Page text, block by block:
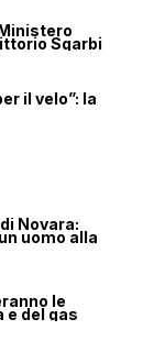
Sgarbi
il velo”: la
Novara:
uomo alla
le
e del gas